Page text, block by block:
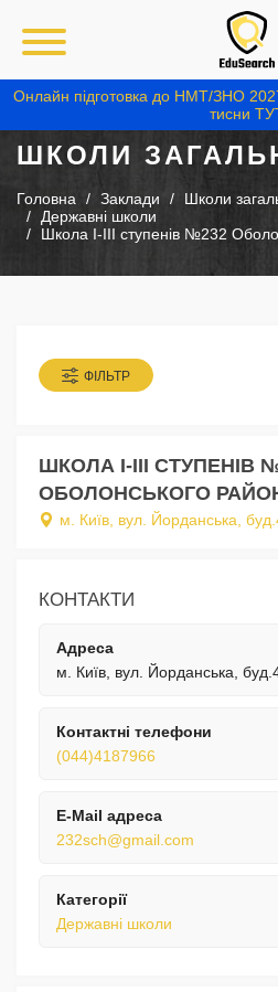
Онлайн підготовка до НМТ/ЗНО
тисни
ШКОЛИ
Головна Заклади
Школи
Державні школи
Школа І-ІІІ ступенів №232
ФІЛЬТР
ШКОЛА І-ІІІ СТУПЕНІВ
ОБОЛОНСЬКОГО
м. Київ, вул. Йорданська,
КОНТАКТИ
Адреса
м. Київ, вул. Йорданська,
Контактні телефони
(044)4187966
E-Mail адреса
232sch@gmail.com
Категорії
Державні школи